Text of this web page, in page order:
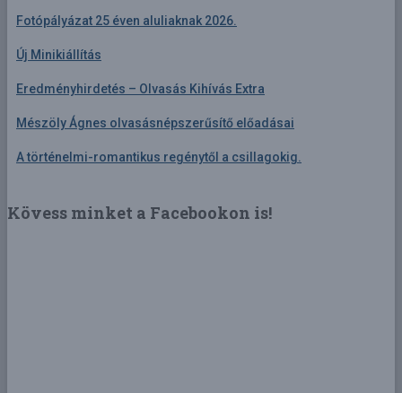
Fotópályázat 25 éven aluliaknak 2026.
Új Minikiállítás
Eredményhirdetés – Olvasás Kihívás Extra
Mészöly Ágnes olvasásnépszerűsítő előadásai
A történelmi-romantikus regénytől a csillagokig.
Kövess minket a Facebookon is!